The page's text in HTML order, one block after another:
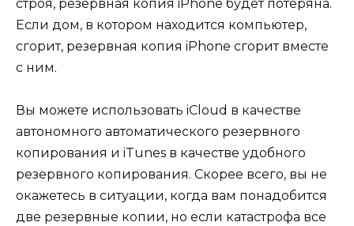
строя, резервная копия iPhone будет потеряна.
Если дом, в котором находится компьютер,
сгорит, резервная копия iPhone сгорит вместе
с ним.
Вы можете использовать iCloud в качестве
автономного автоматического резервного
копирования и iTunes в качестве удобного
резервного копирования. Скорее всего, вы не
окажетесь в ситуации, когда вам понадобится
две резервные копии, но если катастрофа все